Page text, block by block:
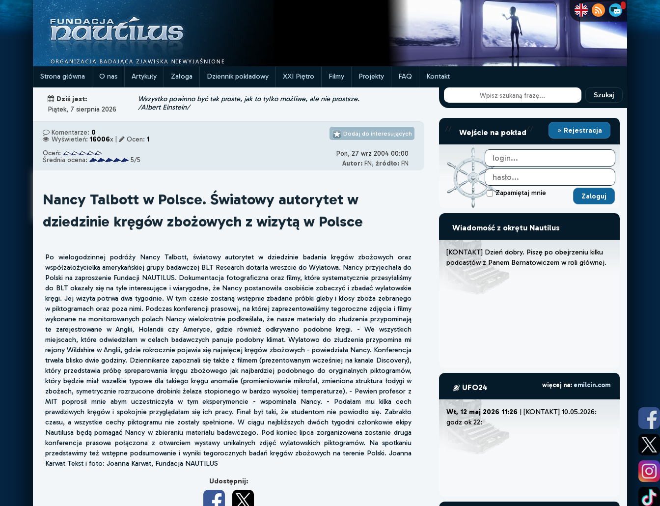
Strona główna O nas Artykuły Załoga Dziennik pokładowy XXI Piętro Filmy Projekty FAQ Kontakt
Dziś jest:
Piątek, 7 sierpnia 2026
Wszystko powinno być tak proste, jak to tylko możliwe, ale nie prostsze.
/Albert Einstein/
Komentarze: 0
Wyświetleń:16006x | Ocen:1
Oceń:
Średnia ocena:
5/5
Dodaj do interesujących
Pon, 27 wrz 2004 00:00
Autor:FN, źródło:FN
Nancy Talbott w Polsce. Światowy autorytet w
dziedzinie kręgów zbożowych z wizytą w Polsce
Po wielogodzinnej podróży Nancy Talbott, światowy autorytet w dziedzinie badania kręgów zbożowych oraz
współzałożycielka amerykańskiej grupy badawczej BLT Research dotarła wreszcie do Wylatowa. Nancy przyjechała do
Polski na zaproszenie Fundacji NAUTILUS. Dokumentacja fotograficzna oraz filmy, które systematycznie przesyłaliśmy
do BLT okazały się na tyle interesujące i wiarygodne, że Nancy postanowiła osobiście zobaczyć i zbadać wylatowskie
kręgi. Jej wizyta potrwa dwa tygodnie. W tym czasie zostaną wstępnie zbadane próbki gleby i kłosy zboża zebranego
w piktogramach oraz poza nimi. Podczas konferencji prasowej, na której zaprezentowaliśmy tegoroczne zdjęcia i filmy
wykonane na monitorowanych polach Nancy wielokrotnie podkreślała, że nasze materiały do złudzenia przypominają
te zarejestrowane w Anglii, Holandii czy Ameryce, gdzie również odkrywano podobne kręgi. - We wszystkich
miejscach, które odwiedziłam w celach badawczych panuje podobny klimat. Wylatowo do złudzenia przypomina mi
rejony Wildshire w Anglii, gdzie rokrocznie pojawia się najwięcej kręgów zbożowych - powiedziała Nancy. Konferencja
trwała blisko dwie godziny. Dziennikarze zapoznali się także z filmem (prezentowanym wcześniej na kanale Discovery),
który przedstawia próbę spreparowania kręgu zbożowego jak najbardziej podobnego do oryginalnych piktogramów,
który będzie miał wszelkie typowe dla takiego kręgu anomalie (promieniowanie mikrofal, zmieniona struktura łodygi w
zbożach, symetrycznie rozrzucone drobinki żelaza stopionego w bardzo wysokiej temperaturze). - Pewien profesor z
MIT poprosił mnie abym uczestniczyła w tym eksperymencie - wspominała Nancy. - Podałam mu kilka cech
prawdziwych kręgów i spokojnie przyglądałam się ich pracy. Finał był taki, że studentom nie powiodło się. Zabrakło
czasu, a wszystkie cechy piktogramu nie zostały spełnione. W ciągu najbliższych dwóch tygodni członkowie ekipy
Nautilusa będą pomagać Nancy w zbieraniu materiału badawczego. Pod koniec lipca zorganizowana zostanie druga
konferencja prasowa połączona z otwarciem wystawy unikalnych zdjęć wylatowskich piktogramów. Na spotkaniu
przedstawimy też wstępne podsumowanie i wyniki tegorocznych badań kręgów zbożowych na terenie Polski. Joanna
Karwat Tekst i foto: Joanna Karwat, Fundacja NAUTILUS
Udostępnij:
Szukaj
// Wejście na pokład// Rejestracja
Zapamiętaj mnie
Wiadomość z okrętu Nautilus
[KONTAKT] Dzień dobry. Piszę po obejrzeniu kilku
podcastów z Panem Bernatowiczem w roli głównej.
ę, że mu
UFO24 więcej na: emilcin.com
Wt, 12 maj 2026 11:26 | [KONTAKT] 10.05.2026:
godz ok 22:30.